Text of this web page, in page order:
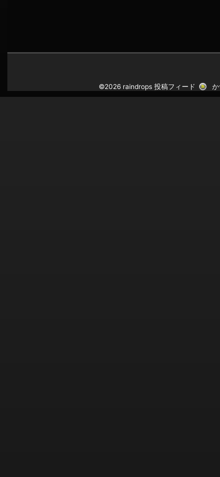
©2026 raindrops投稿フィード